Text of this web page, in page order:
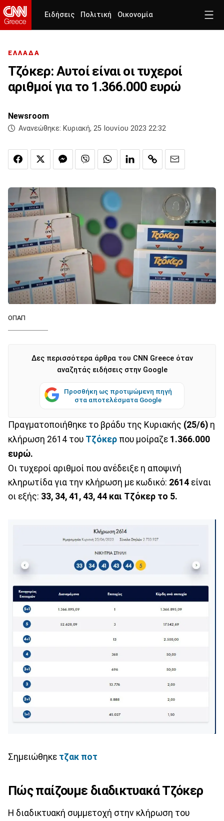
Ειδήσεις Πολιτική Οικονομία
ΕΛΛΑΔΑ
Τζόκερ: Αυτοί είναι οι τυχεροί
αριθμοί για το 1.366.000 ευρώ
Newsroom
Ανανεώθηκε: Κυριακή, 25 Ιουνίου 2023 22:32
ΟΠΑΠ
Δες περισσότερα άρθρα του CNN Greece όταν
αναζητάς ειδήσεις στην Google
Προσθήκη ως προτιμώμενη πηγή
στα αποτελέσματα Google
Πραγματοποιήθηκε το βράδυ της Κυριακής (25/6) η
κλήρωση 2614 του Τζόκερ που μοίραζε 1.366.000
ευρώ.
Οι τυχεροί αριθμοί που ανέδειξε η αποψινή
κληρωτίδα για την κλήρωση με κωδικό: 2614 είναι
οι εξής: 33, 34, 41, 43, 44 και Τζόκερ το 5.
Σημειώθηκε τζακ ποτ
Πώς παίζουμε διαδικτυακά Τζόκερ
Η διαδικτυακή συμμετοχή στην κλήρωση του